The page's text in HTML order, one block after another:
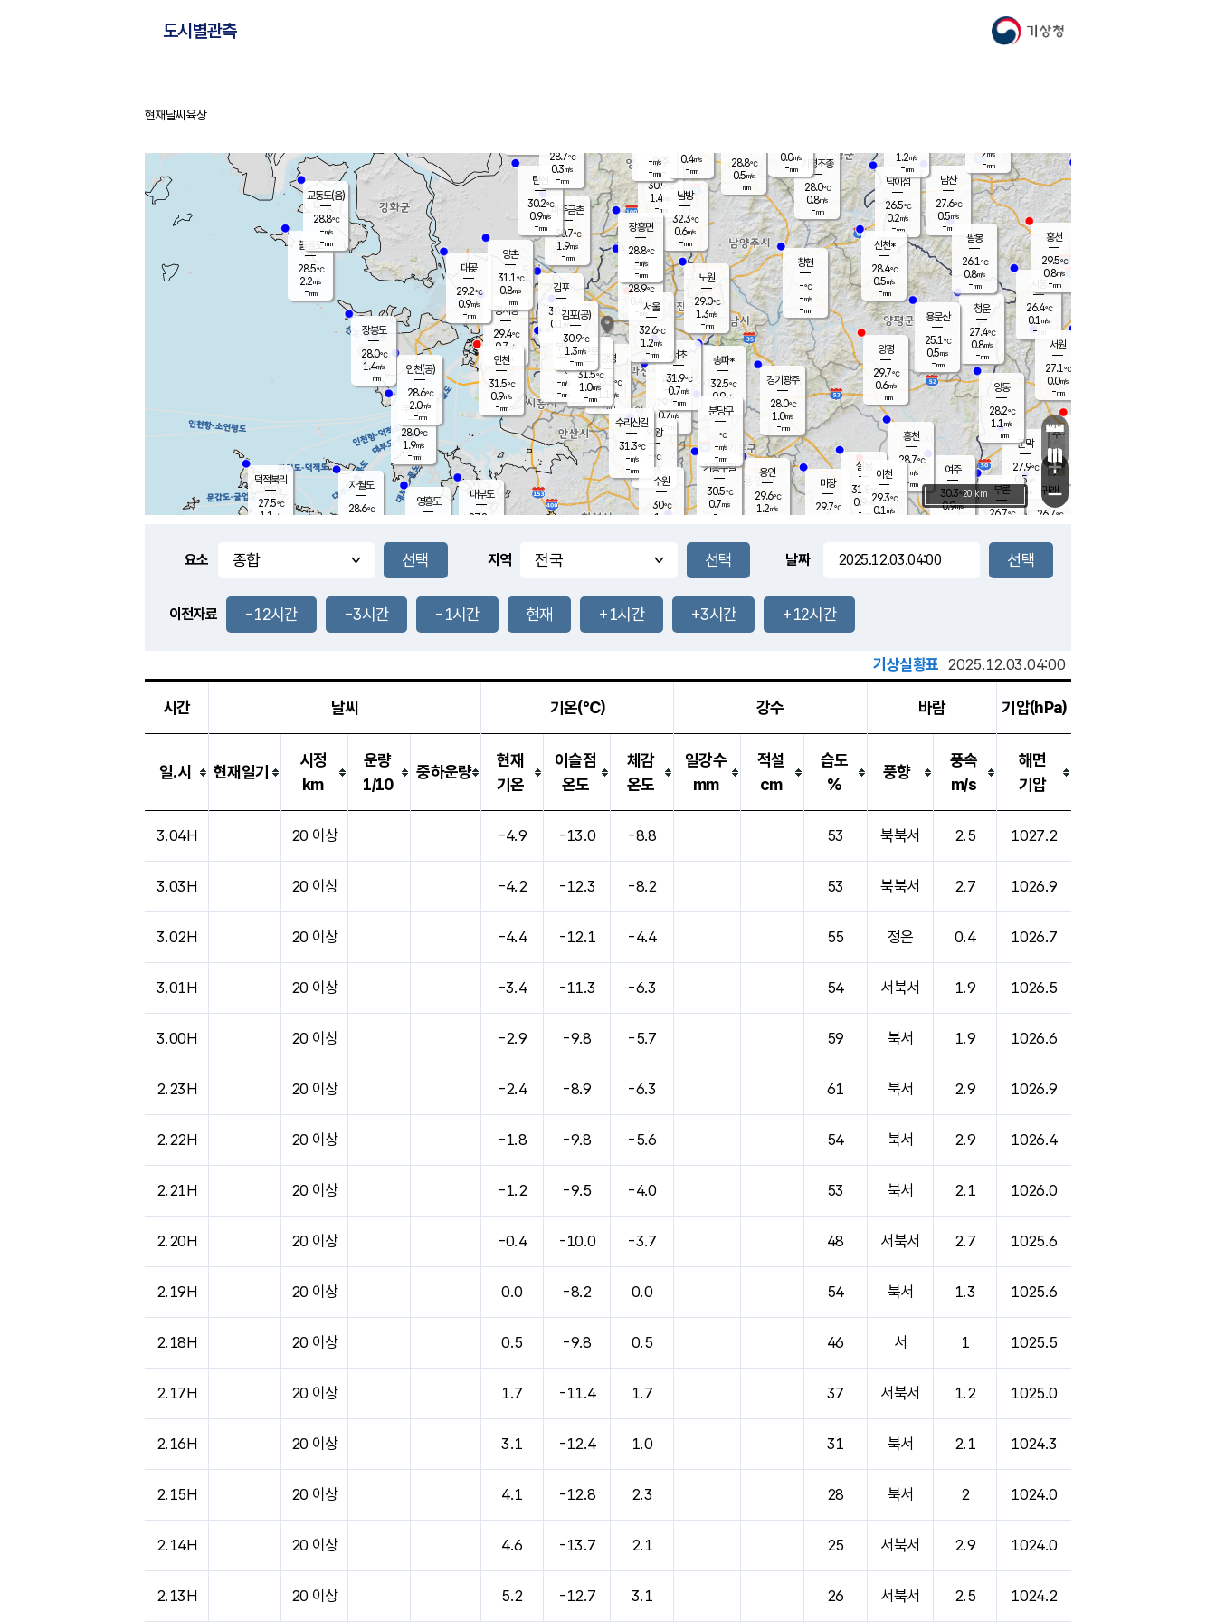
기상청
도시별관측
홈
현재날씨 육상
풍도
1.1m/s
문막
27.9℃
0.5m/s
mm
남이섬
26.5℃
0.2m/s
-mm
무의도
28.0℃
1.9m/s
-mm
영흥도
볼음도
28.5℃
2.2m/s
-mm
자월도
28.6℃
양주
30.9℃
1.4
-mm
부론
26.7℃
과천
29.6℃
0.7m/s
- mm
남산
27.6℃
0.5m/s
-mm
장봉도
28.0℃
1.4m/s
-mm
-mm
청운
27.4℃
0.8m/s
-mm
팔봉
26.1℃
0.8m/s
-mm
-mm
용인
29.6℃
1.2m/s
여주
30.3℃
0.9m/s
양동
28.2℃
1.1m/s
-mm
경기광주
28.0℃
1.0m/s
-mm
장호원
1.2m/s
-mm
27.8
℃
대부도
27.8
-
경서동
29.4℃
0.7 m/s
-mm
파주금촌
30.7℃
1.9m/s
-mm
가평조종
28.0℃
0.8m/s
-mm
28.8℃
0.5m/s
-mm
대곶
29.2℃
0.9m/s
-mm
신천*
28.4℃
0.5m/s
-mm
창현
-℃
-m/s
-mm
탄현
30.2℃
0.9m/s
-mm
0.0m/s
-mm
32.4℃
1.5m/s
-mm
흥천
28.7℃
-m/s
-mm
마장
29.7℃
의왕
- ℃
m/s
mm
김포
30.9℃
0.1 m/s
mm
설봉
31.8
0.9 m/s
- mm
광명
33.3 ℃
1.1 m/s
-mm
부천
-℃
-m/s
-mm
-mm
양촌
31.1℃
0.8m/s
-mm
구로
31.5℃
1.0m/s
-mm
은평
28.9℃
0.4 m/s
- mm
노원
29.0℃
1.3m/s
-mm
송파*
32.5℃
0.9m/s
-mm
서초
31.9℃
0.7m/s
-mm
남방
32.3℃
0.6m/s
-mm
기흥구갈
30.5℃
0.7m/s
-
수리산길
31.3℃
-m/s
-mm
분당구
-℃
-m/s
-mm
장흥면
28.8℃
-m/s
-mm
-m/s
-mm
시동
26.4℃
0.1 m/s
- mm
귀래
26.7℃
서원
27.1℃
0.0m/s
-mm
용문산
25.1℃
0.5m/s
-mm
덕적북리
27.5℃
1.1 m/s
인천(공)
28.6℃
2.0m/s
-mm
김포(공)
30.9℃
1.3m/s
-mm
교동도(음)
28.8℃
-m/s
-mm
홍천
29.5℃
0.8m/s
-mm
이천
29.3℃
0.1 m/s
양평
29.7℃
0.6m/s
-mm
수원
30℃
1 m/s
인천
31.5℃
0.9m/s
-mm
서울
32.6℃
1.2m/s
-mm
2m/s
-mm
28.7℃
0.3m/s
-mm
0.4m/s
-mm
+
−
20 km
요소 지역 날짜
이전자료 -12시간 -3시간 -1시간 현재 +1시간 +3시간 +12시간
기상실황표 2025.12.03.04:00
시간 날씨 기온(℃) 강수 바람 기압(hPa)
일.시 현재일기
시정
km
운량
1/10
중하운량
현재
기온
이슬점
온도
체감
온도
일강수
mm
적설
cm
습도
%
풍향
풍속
m/s
해면
기압
3.04H 20 이상 -4.9 -13.0 -8.8 53 북북서 2.5 1027.2
3.03H 20 이상 -4.2 -12.3 -8.2 53 북북서 2.7 1026.9
3.02H 20 이상 -4.4 -12.1 -4.4 55 정온 0.4 1026.7
3.01H 20 이상 -3.4 -11.3 -6.3 54 서북서 1.9 1026.5
3.00H 20 이상 -2.9 -9.8 -5.7 59 북서 1.9 1026.6
2.23H 20 이상 -2.4 -8.9 -6.3 61 북서 2.9 1026.9
2.22H 20 이상 -1.8 -9.8 -5.6 54 북서 2.9 1026.4
2.21H 20 이상 -1.2 -9.5 -4.0 53 북서 2.1 1026.0
2.20H 20 이상 -0.4 -10.0 -3.7 48 서북서 2.7 1025.6
2.19H 20 이상 0.0 -8.2 0.0 54 북서 1.3 1025.6
2.18H 20 이상 0.5 -9.8 0.5 46 서 1 1025.5
2.17H 20 이상 1.7 -11.4 1.7 37 서북서 1.2 1025.0
2.16H 20 이상 3.1 -12.4 1.0 31 북서 2.1 1024.3
2.15H 20 이상 4.1 -12.8 2.3 28 북서 2 1024.0
2.14H 20 이상 4.6 -13.7 2.1 25 서북서 2.9 1024.0
2.13H 20 이상 5.2 -12.7 3.1 26 서북서 2.5 1024.2